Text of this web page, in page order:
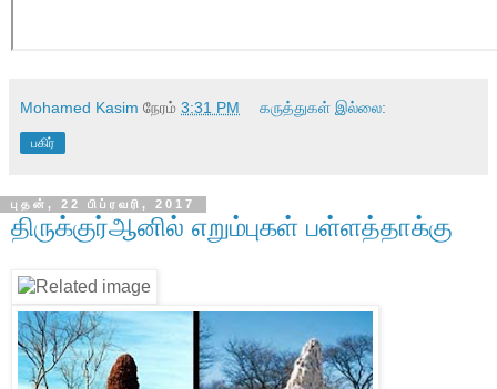
Mohamed Kasim நேரம் 3:31 PM கருத்துகள் இல்லை:
பகிர்
புதன், 22 பிப்ரவரி, 2017
திருக்குர்ஆனில் எறும்புகள் பள்ளத்தாக்கு